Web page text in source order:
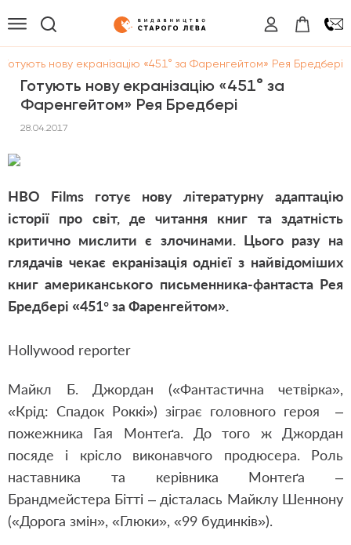
Готують нову екранізацію «451° за Фаренгейтом» Рея Бредбері
Готують нову екранізацію «451° за
Фаренгейтом» Рея Бредбері
28.04.2017
HBO Films готує нову літературну адаптацію
історії про світ, де читання книг та здатність
критично мислити є злочинами. Цього разу на
глядачів чекає екранізація однієї з найвідоміших
книг американського письменника-фантаста Рея
Бредбері «451° за Фаренгейтом».
Hollywood reporter
Майкл Б. Джордан («Фантастична четвірка»,
«Крід: Спадок Роккі») зіграє головного героя –
пожежника Гая Монтеґа. До того ж Джордан
посяде і крісло виконавчого продюсера. Роль
наставника та керівника Монтеґа –
Брандмейстера Бітті – дісталась Майклу Шеннону
(«Дорога змін», «Глюки», «99 будинків»).